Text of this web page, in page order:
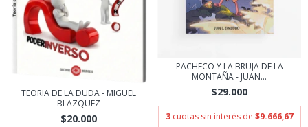
TEORIA DE LA DUDA - MIGUEL
BLAZQUEZ
$20.000
PACHECO Y LA BRUJA DE LA
MONTAÑA - JUAN...
$29.000
3 cuotas sin interés de $9.666,67